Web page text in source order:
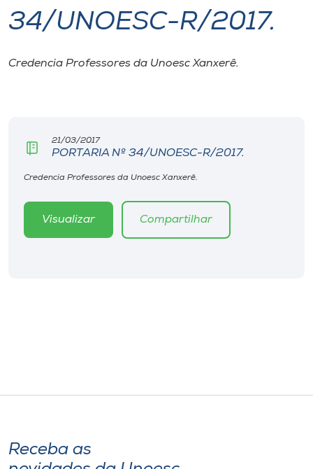
I.nova
CPA
Editora
Selecione
o idioma
34/UNOESC-R/2017.
Credencia Professores da Unoesc Xanxerê.
21/03/2017
PORTARIA Nº 34/UNOESC-R/2017.
Credencia Professores da Unoesc Xanxerê.
Visualizar Compartilhar
Receba as